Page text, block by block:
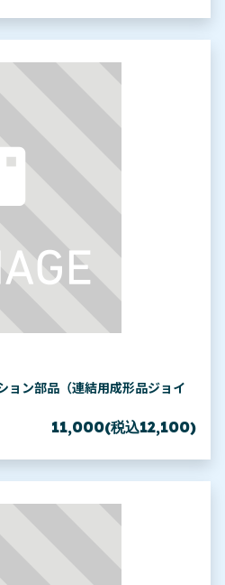
ョン部品（連結用成形品ジョイ
11,000(税込12,100)